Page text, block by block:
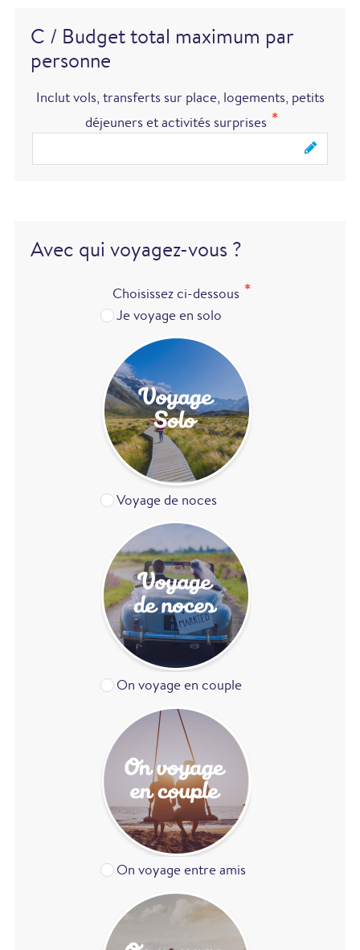
C / Budget total maximum par
personne
Inclut vols, transferts sur place, logements, petits
déjeuners et activités surprises
Avec qui voyagez-vous ?
Choisissez ci-dessous
Je voyage en solo
Voyage de noces
On voyage en couple
On voyage entre amis